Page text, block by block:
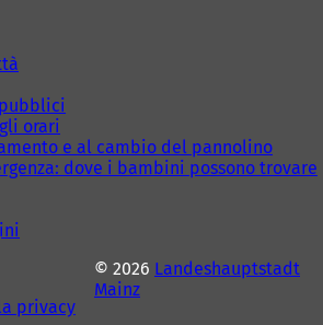
orari
e al cambio del pannolino
dove i bambini possono trovare
privacy
© 2026 Landeshauptstadt
Mainz